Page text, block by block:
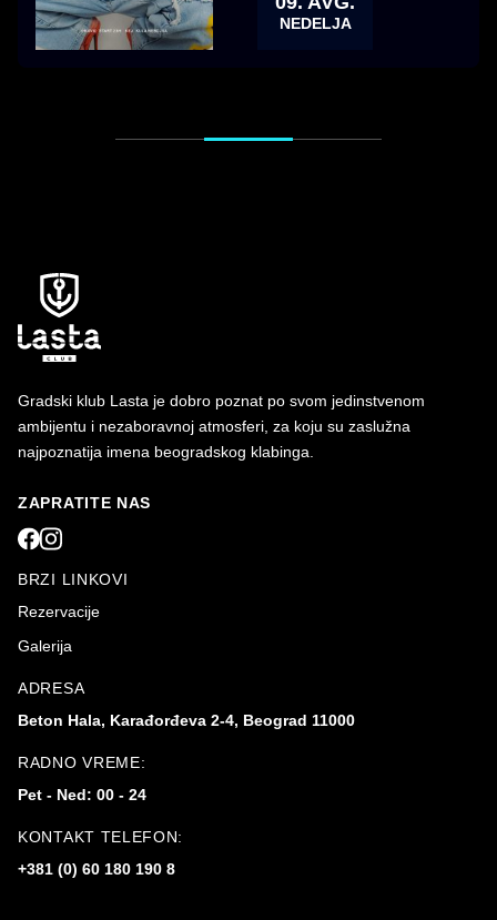
NEDELJA
Gradski klub Lasta je dobro poznat po svom jedinstvenom
ambijentu i nezaboravnoj atmosferi, za koju su zaslužna
najpoznatija imena beogradskog klabinga.
ZAPRATITE NAS
BRZI LINKOVI
Rezervacije
Galerija
ADRESA
Beton Hala, Karađorđeva 2-4, Beograd 11000
RADNO VREME:
Pet - Ned: 00 - 24
KONTAKT TELEFON:
+381 (0) 60 180 190 8